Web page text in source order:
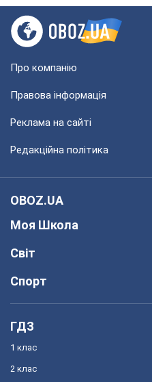
Про компанію
Правова інформація
Реклама на сайті
Редакційна політика
OBOZ.UA
Моя Школа
Світ
Спорт
ГДЗ
1 клас
2 клас